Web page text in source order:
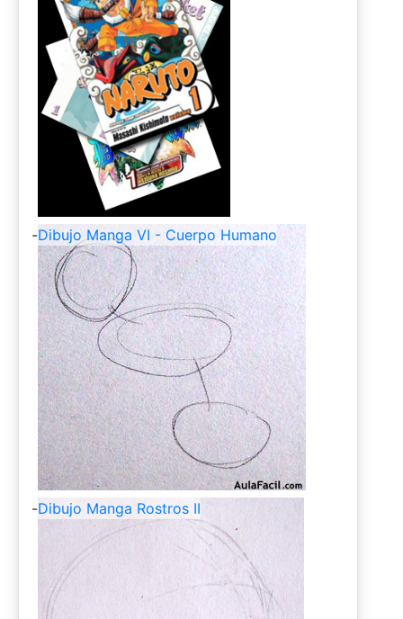
-Dibujo Manga VI - Cuerpo Humano
-Dibujo Manga Rostros II